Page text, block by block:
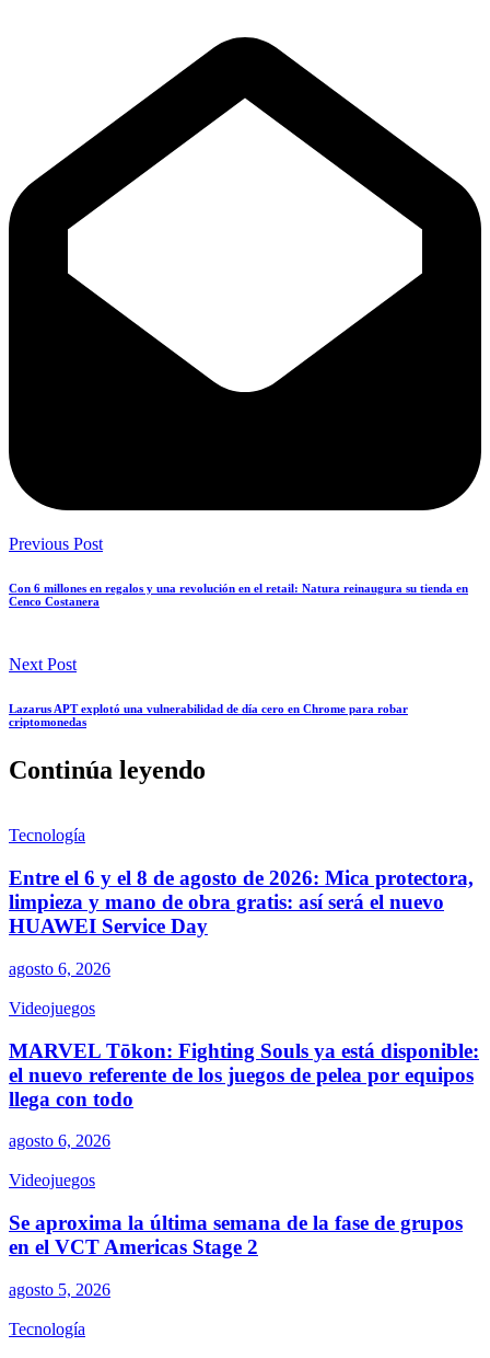
Previous Post
Con 6 millones en regalos y una revolución en el retail: Natura reinaugura su tienda en
Cenco Costanera
Next Post
Lazarus APT explotó una vulnerabilidad de día cero en Chrome para robar
criptomonedas
Continúa leyendo
Tecnología
Entre el 6 y el 8 de agosto de 2026: Mica protectora,
limpieza y mano de obra gratis: así será el nuevo
HUAWEI Service Day
agosto 6, 2026
Videojuegos
MARVEL Tōkon: Fighting Souls ya está disponible:
el nuevo referente de los juegos de pelea por equipos
llega con todo
agosto 6, 2026
Videojuegos
Se aproxima la última semana de la fase de grupos
en el VCT Americas Stage 2
agosto 5, 2026
Tecnología